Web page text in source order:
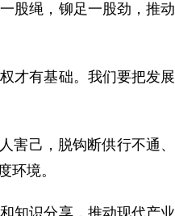
股绳，铆足一股劲，推动
才有基础。我们要把发展
害己，脱钩断供行不通、
环境。
知识分享，推动现代产业